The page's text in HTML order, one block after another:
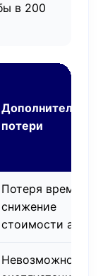
в 200
Дополнительные
потери
Потеря времени,
снижение
стоимости авто
Невозможность